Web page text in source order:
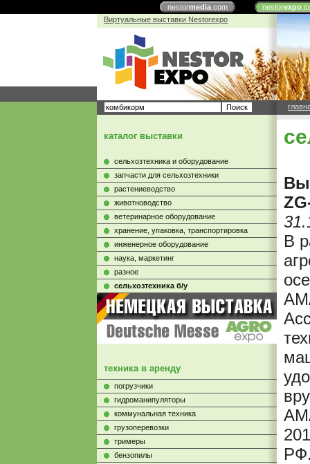
nestormedia.com nestorexpo
Виртуальные выставки Nestorexpo
каталог выставки
сельхозтехника и оборудование
запчасти для сельхозтехники
растениеводство
животноводство
ветеринарное оборудование
хранение, упаковка, транспортировка
инженерное оборудование
наука, маркетинг
разное
сельхозтехника б/у
техника в аренду
погрузчики
гидроманипуляторы
коммунальная техника
грузоперевозки
тримеры
бензопилы
В